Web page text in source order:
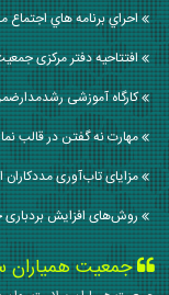
احراي برنامه هاي اجتماع
افتتاحیه دفتر مرکزی
کارگاه آموزشی
مهارت نه گفتن در قالب
مزایای تاب‌آوری
روش‌های افزایش
جمعیت همیاران